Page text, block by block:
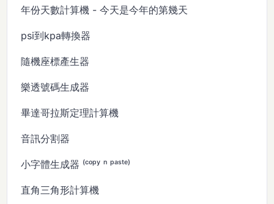
年份天數計算機 - 今天是今年的第幾天
psi到kpa轉換器
隨機座標產生器
樂透號碼生成器
畢達哥拉斯定理計算機
音訊分割器
小字體生成器 ⁽ᶜᵒᵖʸ ⁿ ᵖᵃˢᵗᵉ⁾
直角三角形計算機